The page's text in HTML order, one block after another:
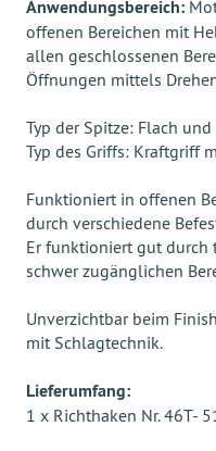
Anwendungsbereich:
offenen Bereichen mit
allen geschlossenen
Öffnungen mittels
Typ der Spitze: Flach
Typ des Griffs: Kraftgriff
Funktioniert in offenen
durch verschiedene
Er funktioniert gut durch
schwer zugänglichen
Unverzichtbar beim
mit Schlagtechnik.
Lieferumfang:
1 x Richthaken Nr. 46T-